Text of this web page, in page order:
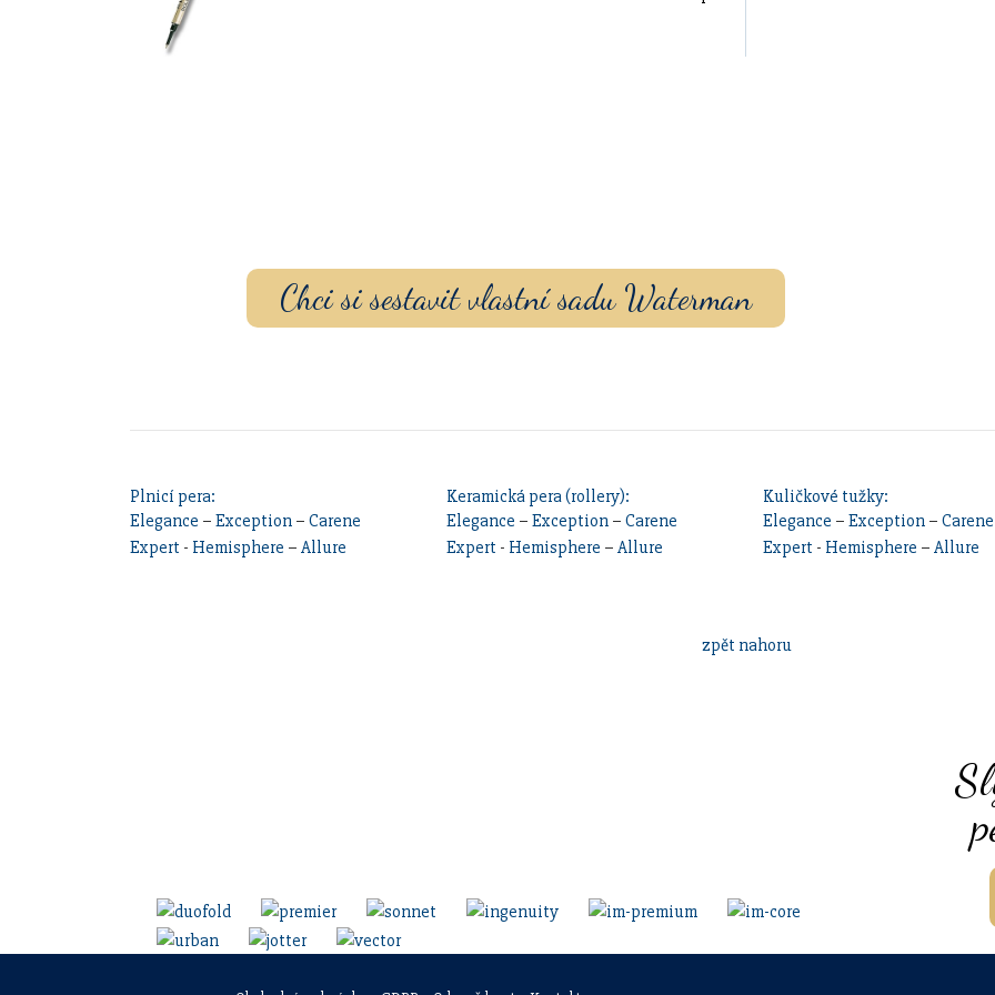
Chci si sestavit vlastní sadu Waterman
Plnicí pera:
Elegance – Exception – Carene
Expert - Hemisphere – Allure
Keramická pera (rollery):
Elegance – Exception – Carene
Expert - Hemisphere – Allure
Kuličkové tužky:
Elegance – Exception – Carene
Expert - Hemisphere – Allure
zpět nahoru